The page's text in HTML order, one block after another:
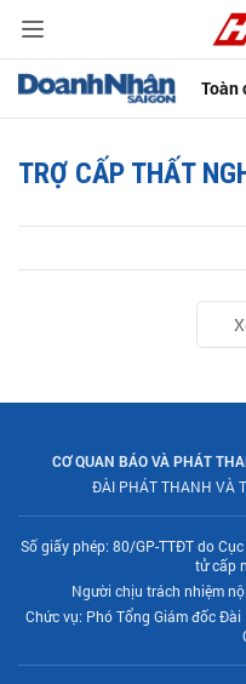
Toàn
TRỢ CẤP THẤT
CƠ QUAN BÁO VÀ PHÁT
ĐÀI PHÁT THANH VÀ
Số giấy phép: 80/GP-TTĐT do
tử cấp
Người chịu trách nhiệm
Chức vụ: Phó Tổng Giám đốc